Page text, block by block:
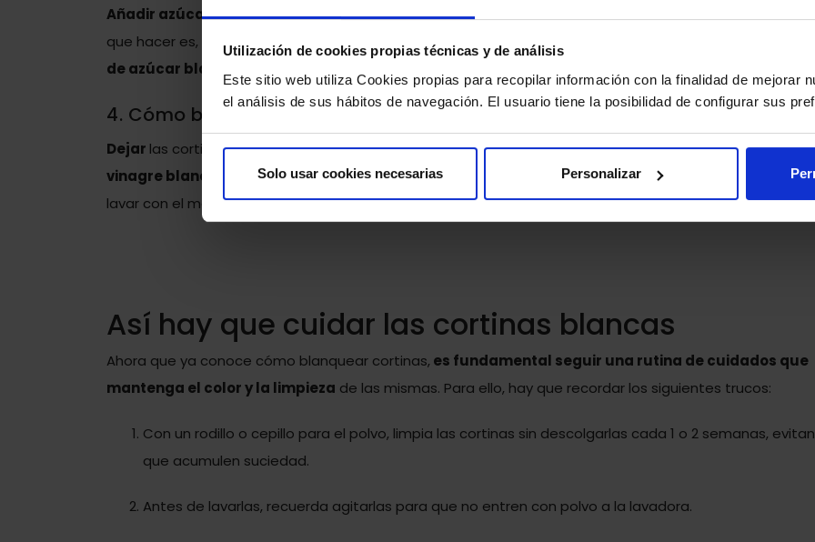
Utilización de cookies propias técnicas y de análisis
Este sitio web utiliza Cookies propias para recopilar información con la finalidad de mejorar
el análisis de sus hábitos de navegación. El usuario tiene la posibilidad de configurar sus
Solo usar cookies necesarias Personalizar
Añadir azúcar en el lavadoes otro de los trucos revolucionarios para blanquear cortinas. Lo único que
que hacer es,
manteniendo la cantidad de detergente habitual, sustituir el suavizante por una
de azúcar blanco.
4. Cómo blanquear cortinas: Vinagre blanco y zumo de limón
Dejar las cortinas blancasen remojo durante toda una noche con un vaso en el que se haya
vinagre blanco y zumo de limónes otro buen remedio para blanquear cortinas. Al día siguiente, se
lavar con el método habitual y se verá el resultado inmediatamente.
Así hay que cuidar las cortinas blancas
Ahora que ya conoce cómo blanquear cortinas, es fundamental seguir una rutina de cuidados que
mantenga el color y la limpieza de las mismas. Para ello, hay que recordar los siguientes trucos:
Con un rodillo o cepillo para el polvo, limpia las cortinas sin descolgarlas cada 1 o 2 semanas,
que acumulen suciedad.
Antes de lavarlas, recuerda agitarlas para que no entren con polvo a la lavadora.